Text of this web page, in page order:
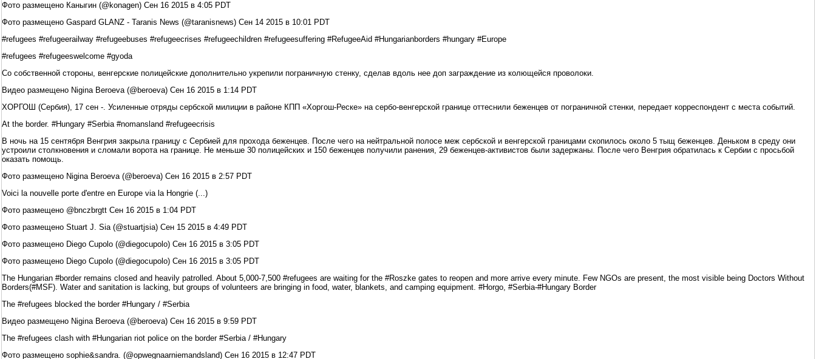
Фото размещено Каныгин (@konagen) Сен 16 2015 в 4:05 PDT
Фото размещено Gaspard GLANZ - Taranis News (@taranisnews) Сен 14 2015 в 10:01 PDT
#refugees #refugeerailway #refugeebuses #refugeecrises #refugeechildren #refugeesuffering #RefugeeAid #Hungarianborders #hungary #Europe
#refugees #refugeeswelcome #gyoda
Со собственной стороны, венгерские полицейские дополнительно укрепили пограничную стенку, сделав вдоль нее доп заграждение из колющейся проволоки.
Видео размещено Nigina Beroeva (@beroeva) Сен 16 2015 в 1:14 PDT
ХОРГОШ (Сербия), 17 сен -. Усиленные отряды сербской милиции в районе КПП «Хоргош-Реске» на сербо-венгерской границе оттеснили беженцев от пограничной стенки, передает корреспондент с места событий.
At the border. #Hungary #Serbia #nomansland #refugeecrisis
В ночь на 15 сентября Венгрия закрыла границу с Сербией для прохода беженцев. После чего на нейтральной полосе меж сербской и венгерской границами скопилось около 5 тыщ беженцев. Деньком в среду они
устроили столкновения и сломали ворота на границе. Не меньше 30 полицейских и 150 беженцев получили ранения, 29 беженцев-активистов были задержаны. После чего Венгрия обратилась к Сербии с просьбой
оказать помощь.
Фото размещено Nigina Beroeva (@beroeva) Сен 16 2015 в 2:57 PDT
Voici la nouvelle porte d'entre en Europe via la Hongrie (...)
Фото размещено @bnczbrgtt Сен 16 2015 в 1:04 PDT
Фото размещено Stuart J. Sia (@stuartjsia) Сен 15 2015 в 4:49 PDT
Фото размещено Diego Cupolo (@diegocupolo) Сен 16 2015 в 3:05 PDT
Фото размещено Diego Cupolo (@diegocupolo) Сен 16 2015 в 3:05 PDT
The Hungarian #border remains closed and heavily patrolled. About 5,000-7,500 #refugees are waiting for the #Roszke gates to reopen and more arrive every minute. Few NGOs are present, the most visible being Doctors Without
Borders(#MSF). Water and sanitation is lacking, but groups of volunteers are bringing in food, water, blankets, and camping equipment. #Horgo, #Serbia-#Hungary Border
The #refugees blocked the border #Hungary / #Serbia
Видео размещено Nigina Beroeva (@beroeva) Сен 16 2015 в 9:59 PDT
The #refugees clash with #Hungarian riot police on the border #Serbia / #Hungary
Фото размещено sophie&sandra. (@opwegnaarniemandsland) Сен 16 2015 в 12:47 PDT